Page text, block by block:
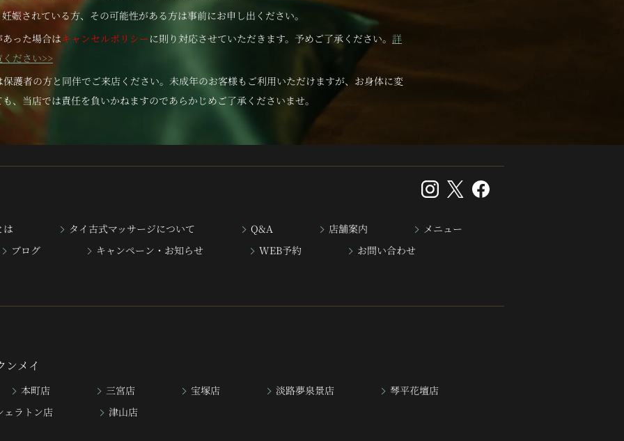
娠されている方、その可能性がある方は事前にお申し出ください。
った場合はキャンセルポリシーに則り対応させていただきます。予めご了承ください。 詳
ださい>>
護者の方と同伴でご来店ください。未成年のお客様もご利用いただけますが、お身体に変
、当店では責任を負いかねますのであらかじめご了承くださいませ。
は タイ古式マッサージについて Q&A 店舗案内
メニュー
ブログ
キャンペーン・お知らせ WEB予約 お問い合わせ
ンメイ
本町店 三宮店 宝塚店 淡路夢泉景店
琴平花壇店
ェラトン店
津山店